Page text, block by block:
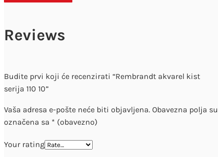
Reviews
Budite prvi koji će recenzirati “Rembrandt akvarel kist
serija 110 10”
Vaša adresa e-pošte neće biti objavljena. Obavezna polja su
označena sa * (obavezno)
Your rating